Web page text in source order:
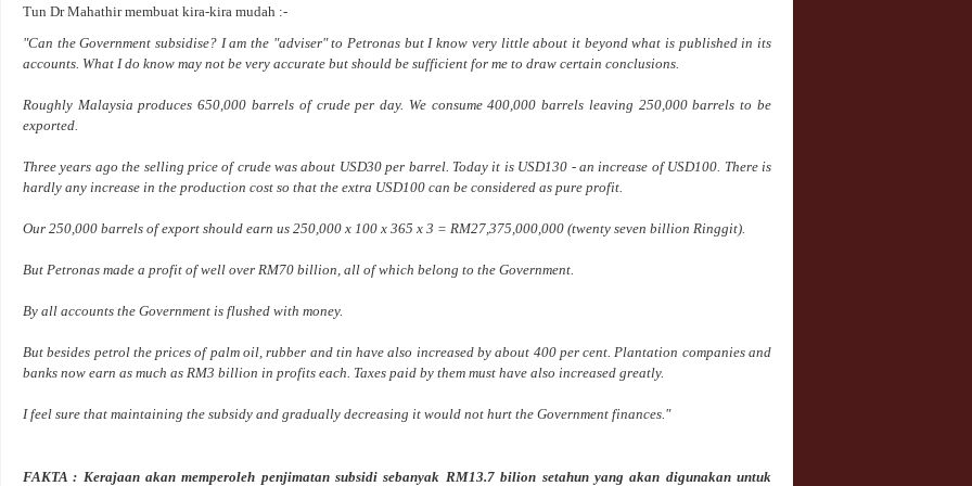
Tun Dr Mahathir membuat kira-kira mudah :-
"Can the Government subsidise? I am the "adviser" to Petronas but I know very little about it beyond what is published in its
accounts. What I do know may not be very accurate but should be sufficient for me to draw certain conclusions.
Roughly Malaysia produces 650,000 barrels of crude per day. We consume 400,000 barrels leaving 250,000 barrels to be
exported.
Three years ago the selling price of crude was about USD30 per barrel. Today it is USD130 - an increase of USD100. There is
hardly any increase in the production cost so that the extra USD100 can be considered as pure profit.
Our 250,000 barrels of export should earn us 250,000 x 100 x 365 x 3 = RM27,375,000,000 (twenty seven billion Ringgit).
But Petronas made a profit of well over RM70 billion, all of which belong to the Government.
By all accounts the Government is flushed with money.
But besides petrol the prices of palm oil, rubber and tin have also increased by about 400 per cent. Plantation companies and
banks now earn as much as RM3 billion in profits each. Taxes paid by them must have also increased greatly.
I feel sure that maintaining the subsidy and gradually decreasing it would not hurt the Government finances."
FAKTA : Kerajaan akan memperoleh penjimatan subsidi sebanyak RM13.7 bilion setahun yang akan digunakan untuk